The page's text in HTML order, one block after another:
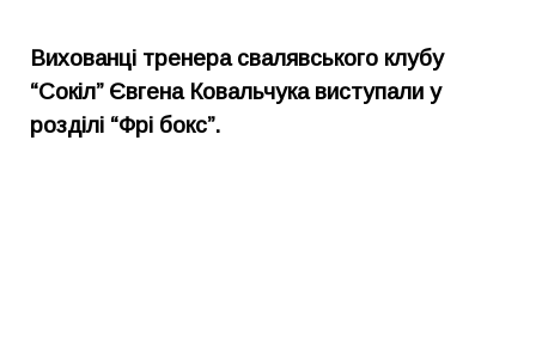
Вихованці тренера свалявського клубу
“Сокіл” Євгена Ковальчука виступали у
розділі “Фрі бокс”.